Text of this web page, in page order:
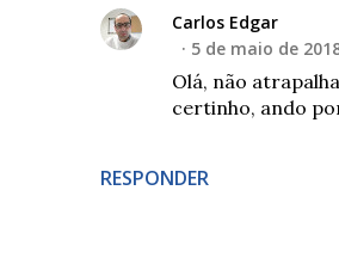
RESPONDER
Carlos Edgar
5 de maio de
Olá, não
certinho, ando